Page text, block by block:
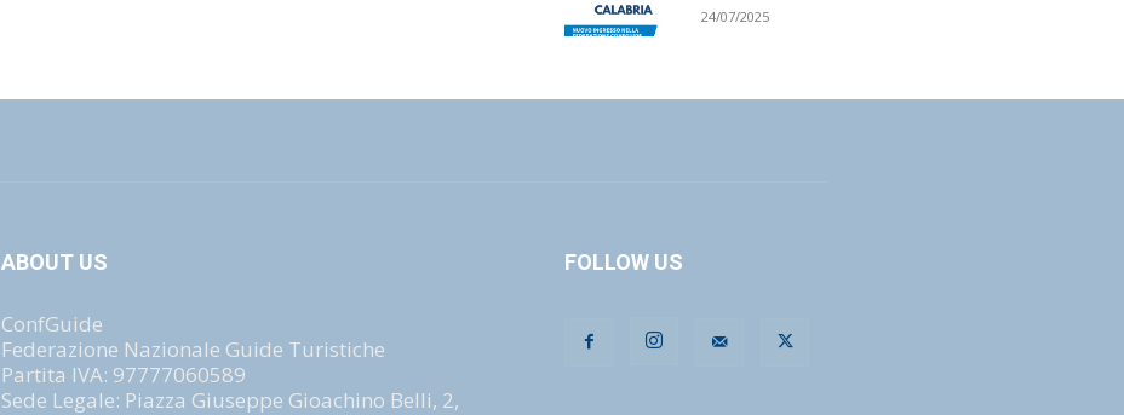
24/07/2025
ABOUT US
ConfGuide
Federazione Nazionale Guide Turistiche
Partita IVA: 97777060589
Sede Legale: Piazza Giuseppe Gioachino Belli, 2,
FOLLOW US